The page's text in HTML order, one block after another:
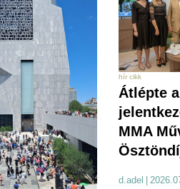
hír cikk
Átlépte
MMA
d.adel